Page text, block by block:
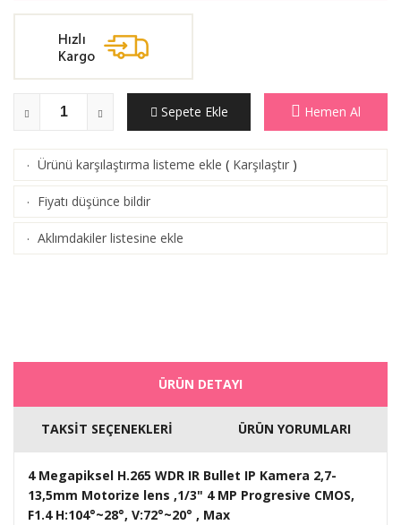
Sepete Ekle Hemen Al
· Ürünü karşılaştırma listeme ekle ( Karşılaştır )
· Fiyatı düşünce bildir
· Aklımdakiler listesine ekle
ÜRÜN DETAYI
TAKSİT SEÇENEKLERİ ÜRÜN YORUMLARI
4 Megapiksel H.265 WDR IR Bullet IP Kamera 2,7-
13,5mm Motorize lens ,1/3" 4 MP Progresive CMOS,
F1.4 H:104°~28°, V:72°~20° , Max